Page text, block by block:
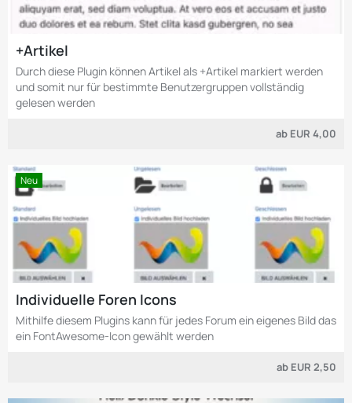
+Artikel
Durch diese Plugin können Artikel als +Artikel markiert werden
und somit nur für bestimmte Benutzergruppen vollständig
gelesen werden
ab EUR 4,00
Neu
Individuelle Foren Icons
Mithilfe diesem Plugins kann für jedes Forum ein eigenes Bild das
ein FontAwesome-Icon gewählt werden
ab EUR 2,50